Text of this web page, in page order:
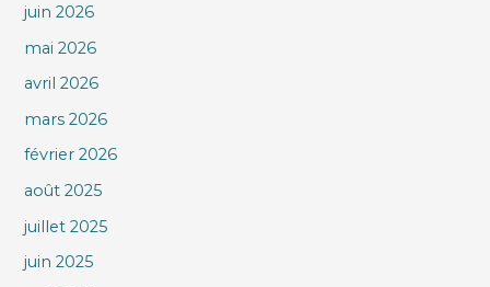
juin 2026
mai 2026
avril 2026
mars 2026
février 2026
août 2025
juillet 2025
juin 2025